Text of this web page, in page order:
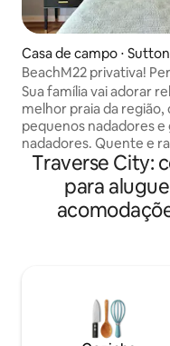
Casa de campo ⋅
y
BeachM22 privativa!
dunas de areia
Sua família vai adorar
melhor praia da região,
pequenos nadadores e
nadadores. Quente e
campo foi
com todos os confortos
Perto de algumas das
do mundo, esqui e
beira-mar ajudarão
memórias duradouras
anos. São permitidos
Traverse City:
para